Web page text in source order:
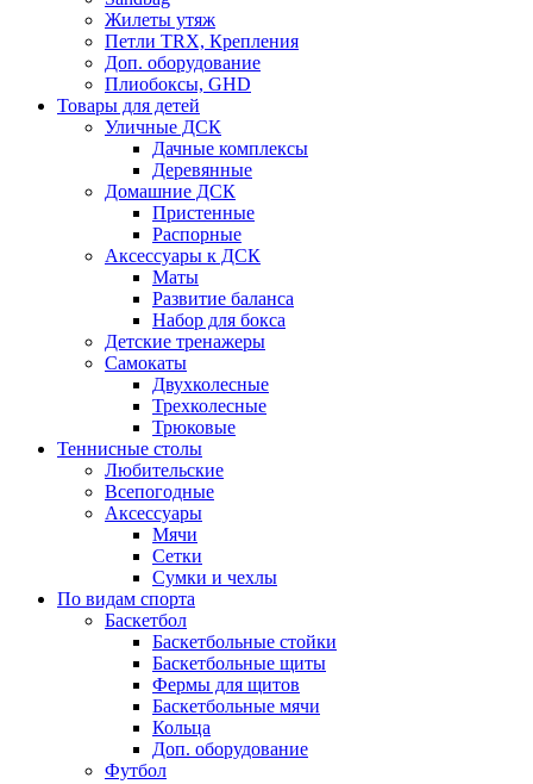
Жилеты утяж
Петли TRX, Крепления
Доп. оборудование
Плиобоксы, GHD
Товары для детей
Уличные ДСК
Дачные комплексы
Деревянные
Домашние ДСК
Пристенные
Распорные
Аксесcуары к ДСК
Маты
Развитие баланса
Набор для бокса
Детские тренажеры
Самокаты
Двухколесные
Трехколесные
Трюковые
Теннисные столы
Любительские
Всепогодные
Аксессуары
Мячи
Сетки
Сумки и чехлы
По видам спорта
Баскетбол
Баскетбольные стойки
Баскетбольные щиты
Фермы для щитов
Баскетбольные мячи
Кольца
Доп. оборудование
Футбол